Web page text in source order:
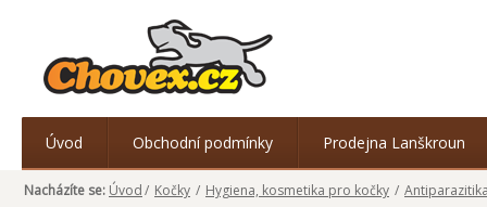
Úvod Obchodní podmínky Prodejna Lanškroun
Nacházíte se: Úvod/ Kočky / Hygiena, kosmetika pro kočky /